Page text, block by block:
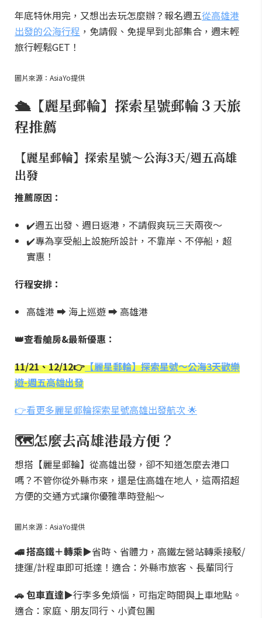
年底特休用完，又想出去玩怎麼辦？報名週五從高雄港
出發的公海行程 ，免請假、免提早到北部集合，週末輕
旅行輕鬆GET！
圖片來源：AsiaYo提供
🛳️【麗星郵輪】探索星號郵輪３天旅
程推薦
【麗星郵輪】探索星號～公海3天/週五高雄
出發
推薦原因：
✔️週五出發、週日返港，不請假爽玩三天兩夜～
✔️專為享受船上設施所設計，不靠岸、不停船，超
實惠！
行程安排：
高雄港 ➡️ 海上巡遊 ➡️ 高雄港
👑查看艙房&最新優惠：
11/21、12/12👉【麗星郵輪】探索星號～公海3天歡樂
遊-週五高雄出發
👉看更多麗星郵輪探索星號高雄出發航次 🌟
🗺️怎麼去高雄港最方便？
想搭【麗星郵輪】從高雄出發，卻不知道怎麼去港口
嗎？不管你從外縣市來，還是住高雄在地人，這兩招超
方便的交通方式讓你優雅準時登船～
圖片來源：AsiaYo提供
🚄 搭高鐵＋轉乘▶省時、省體力，高鐵左營站轉乘接駁/
捷運/計程車即可抵達！適合：外縣市旅客、長輩同行
🚗 包車直達▶行李多免煩惱，可指定時間與上車地點。
適合：家庭、朋友同行、小資包團